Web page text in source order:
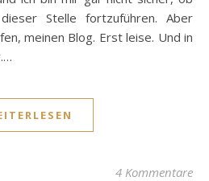
Stelle fortzuführen. Aber
meinen Blog. Erst leise. Und in
4 Kommentare